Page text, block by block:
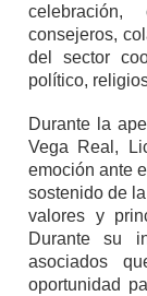
consejeros,
del sector
político,
Durante la
Vega Real,
emoción ante
sostenido de
valores y
Durante su
asociados
oportunidad